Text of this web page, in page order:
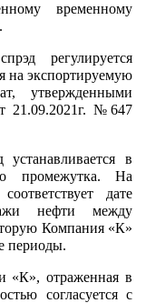
временному
регулируется
на экспортируемую
утвержденными
21.09.2021г. №647
в
промежутка. На
дате
нефти между
Компания «К»
периоды.
«К», отраженная в
согласуется с